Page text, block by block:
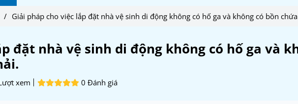
/ Giải pháp cho việc lắp đặt nhà vệ sinh di động không có hố ga và không có bồn
đặt nhà vệ sinh di động không có hố ga và
xem 0 Đánh giá